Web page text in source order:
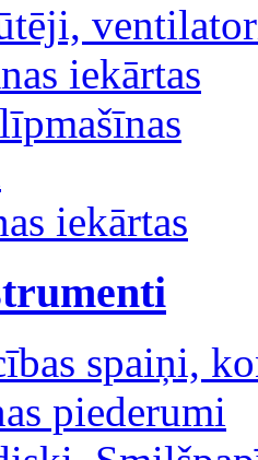
iekārtas
iekārtas
spaiņi,
piederumi